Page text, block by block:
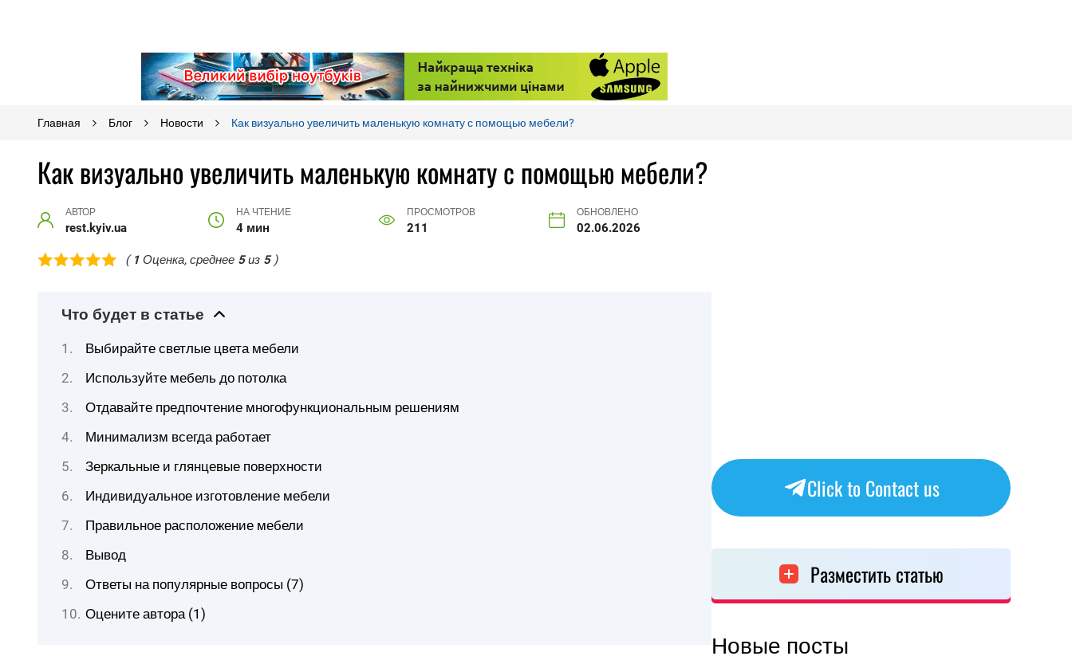
Главная Блог Новости Как визуально увеличить маленькую комнату с помощью мебели?
Как визуально увеличить маленькую комнату с помощью мебели?
АВТОР
rest.kyiv.ua
НА ЧТЕНИЕ
4 мин
ПРОСМОТРОВ
211
ОБНОВЛЕНО
02.06.2026
( 1 Оценка, среднее 5из 5)
Что будет в статье
Выбирайте светлые цвета мебели
Используйте мебель до потолка
Отдавайте предпочтение многофункциональным решениям
Минимализм всегда работает
Зеркальные и глянцевые поверхности
Индивидуальное изготовление мебели
Правильное расположение мебели
Вывод
Ответы на популярные вопросы (7)
Оцените автора (1)
Click to Contact us
Разместить статью
Новые посты